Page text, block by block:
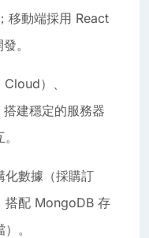
移動端採用 React
。
）、
建穩定的服務器
化數據（採購訂
搭配 MongoDB 存
。